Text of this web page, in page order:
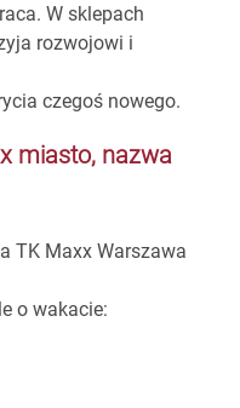
W sklepach
rozwojowi i
czegoś nowego.
miasto, nazwa
TK Maxx Warszawa
o wakacie: